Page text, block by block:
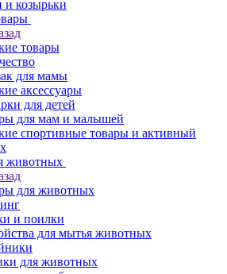
и козырьки
товары
для мамы
аксессуары
для детей
для мам и малышей
спортивные товары и активный
животных
для животных
и поилки
для мытья животных
для животных